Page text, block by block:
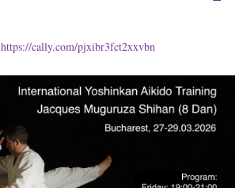
https://cally.com/pjxibr3fct2xxvbn